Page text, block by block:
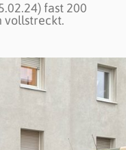
fast 200
vollstreckt.